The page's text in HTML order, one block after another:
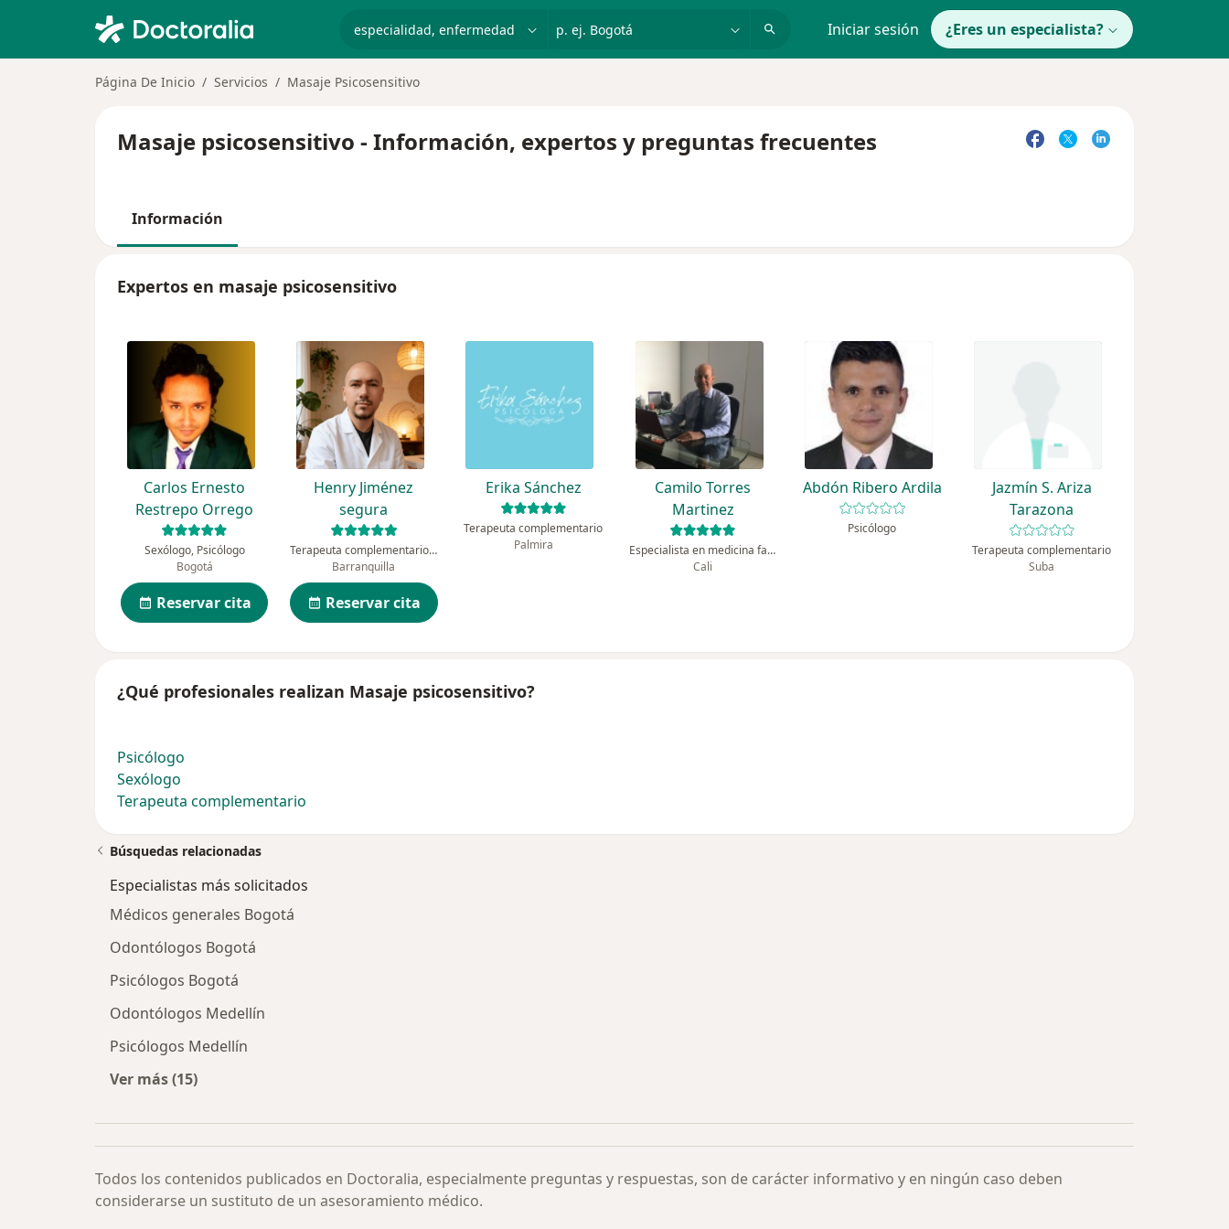
p. ej. Bogotá Iniciar sesión ¿Eres un especialista?
Página De Inicio Servicios Masaje Psicosensitivo
Masaje psicosensitivo - Información, expertos y preguntas frecuentes
Información
Expertos en masaje psicosensitivo
Carlos Ernesto
Restrepo Orrego
Sexólogo, Psicólogo
Bogotá
Reservar cita
Henry Jiménez
segura
Terapeuta complementario, Médico integrativo
Barranquilla
Reservar cita
Erika Sánchez
Terapeuta complementario
Palmira
Camilo Torres
Martinez
Especialista en medicina familiar, Terapeuta complementario
Cali
Abdón Ribero Ardila
Psicólogo
Jazmín S. Ariza
Tarazona
Terapeuta complementario
Suba
¿Qué profesionales realizan Masaje psicosensitivo?
Psicólogo
Sexólogo
Terapeuta complementario
Búsquedas relacionadas
Especialistas más solicitados
Médicos generales Bogotá
Odontólogos Bogotá
Psicólogos Bogotá
Odontólogos Medellín
Psicólogos Medellín
Ver más (15)
Todos los contenidos publicados en Doctoralia, especialmente preguntas y respuestas, son de carácter informativo y en ningún caso deben
considerarse un sustituto de un asesoramiento médico.